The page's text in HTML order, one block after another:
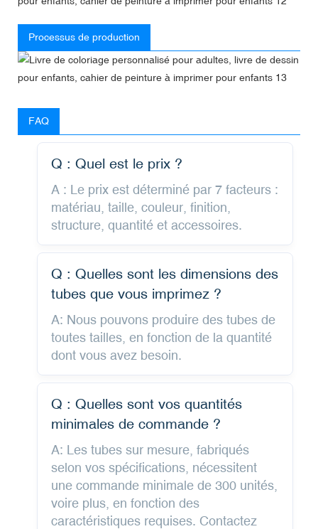
Processus de production
FAQ
Q : Quel est le prix ?
A : Le prix est déterminé par 7 facteurs :
matériau, taille, couleur, finition,
structure, quantité et accessoires.
Q : Quelles sont les dimensions des
tubes que vous imprimez ?
A: Nous pouvons produire des tubes de
toutes tailles, en fonction de la quantité
dont vous avez besoin.
Q : Quelles sont vos quantités
minimales de commande ?
A: Les tubes sur mesure, fabriqués
selon vos spécifications, nécessitent
une commande minimale de 300 unités,
voire plus, en fonction des
caractéristiques requises. Contactez